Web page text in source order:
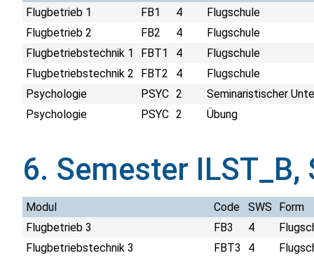
Flugbetrieb 1
FB1 4
Flugschule
Flugbetrieb 2
FB2 4
Flugschule
Flugbetriebstechnik 1
FBT1 4
Flugschule
Flugbetriebstechnik 2
FBT2 4
Flugschule
Psychologie
PSYC 2
Seminaristischer
Psychologie
PSYC 2 Übung
6. Semester ILST_B,
Modul Code SWS
Form
Flugbetrieb 3
FB3 4
Flugbetriebstechnik 3
FBT3 4